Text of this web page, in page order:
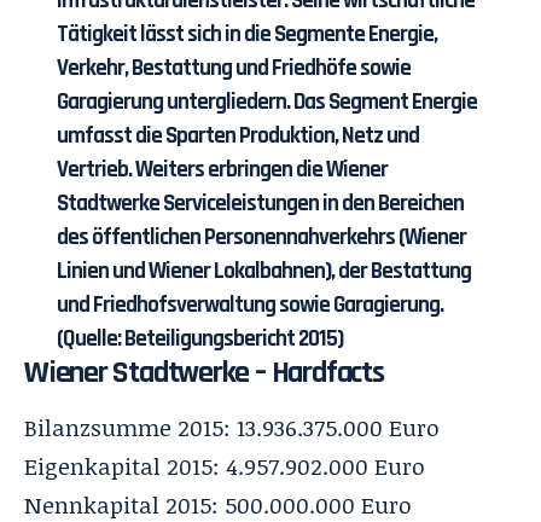
Tätigkeit lässt sich in die Segmente Energie,
Verkehr, Bestattung und Friedhöfe sowie
Garagierung untergliedern. Das Segment Energie
umfasst die Sparten Produktion, Netz und
Vertrieb. Weiters erbringen die Wiener
Stadtwerke Serviceleistungen in den Bereichen
des öffentlichen Personennahverkehrs (Wiener
Linien und Wiener Lokalbahnen), der Bestattung
und Friedhofsverwaltung sowie Garagierung.
(Quelle: Beteiligungsbericht 2015)
Wiener Stadtwerke – Hardfacts
Bilanzsumme 2015: 13.936.375.000 Euro
Eigenkapital 2015: 4.957.902.000 Euro
Nennkapital 2015: 500.000.000 Euro